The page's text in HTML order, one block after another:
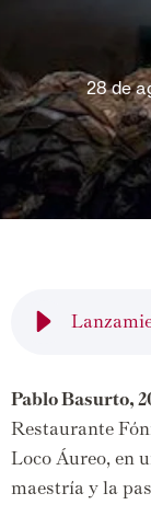
28 de
Pablo Basurto,
Restaurante
Loco Áureo, en
maestría y la